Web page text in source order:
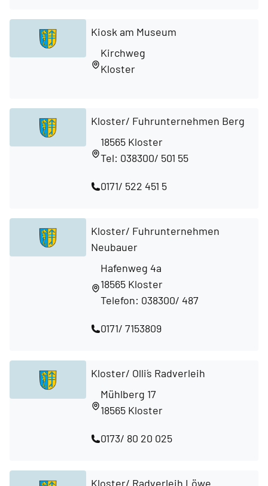
Kiosk am Museum
Kirchweg
Kloster
Kloster/ Fuhrunternehmen Berg
18565 Kloster
Tel: 038300/ 501 55
0171/ 522 451 5
Kloster/ Fuhrunternehmen
Neubauer
Hafenweg 4a
18565 Kloster
Telefon: 038300/ 487
0171/ 7153809
Kloster/ Olli´s Radverleih
Mühlberg 17
18565 Kloster
0173/ 80 20 025
Kloster/ Radverleih Löwe